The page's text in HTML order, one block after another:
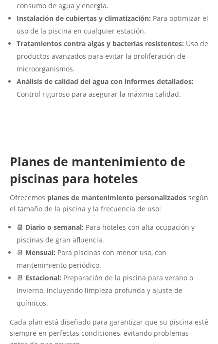
consumo de agua y energía.
Instalación de cubiertas y climatización: Para optimizar el
uso de la piscina en cualquier estación.
Tratamientos contra algas y bacterias resistentes: Uso de
productos avanzados para evitar la proliferación de
microorganismos.
Análisis de calidad del agua con informes detallados:
Control riguroso para asegurar la máxima calidad.
Planes de mantenimiento de
piscinas para hoteles
Ofrecemos planes de mantenimiento personalizados según
el tamaño de la piscina y la frecuencia de uso:
📆 Diario o semanal: Para hoteles con alta ocupación y
piscinas de gran afluencia.
📆 Mensual: Para piscinas con menor uso, con
mantenimiento periódico.
📆 Estacional: Preparación de la piscina para verano o
invierno, incluyendo limpieza profunda y ajuste de
químicos.
Cada plan está diseñado para garantizar que su piscina esté
siempre en perfectas condiciones, evitando problemas